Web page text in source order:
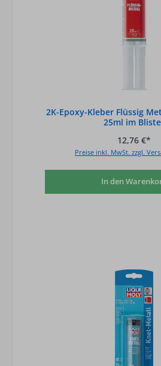
2K-Epoxy-Kleber Flüssig
25ml im
12,76 €*
Preise inkl. MwSt. zzgl.
In den